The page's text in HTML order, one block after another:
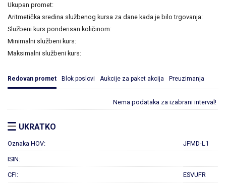
Ukupan promet:
Aritmetička sredina službenog kursa za dane kada je bilo trgovanja:
Službeni kurs ponderisan količinom:
Minimalni službeni kurs:
Maksimalni službeni kurs:
Redovan promet Blok poslovi Aukcije za paket akcija Preuzimanja
Nema podataka za izabrani interval!
UKRATKO
Oznaka HOV: JFMD-L1
ISIN:
CFI: ESVUFR